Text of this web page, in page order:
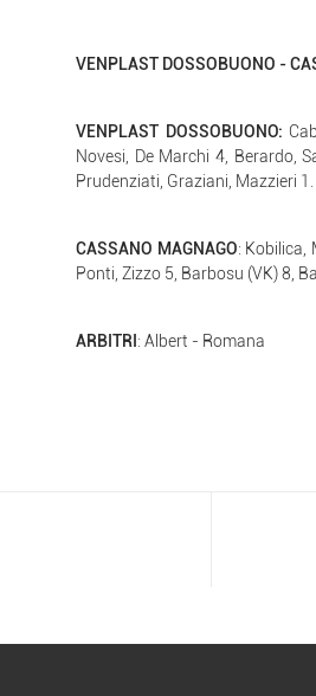
VENPLAST DOSSOBUONO -
VENPLAST DOSSOBUONO:
Novesi, De Marchi 4, Berardo,
Prudenziati, Graziani, Mazzieri
CASSANO MAGNAGO: Kobilica,
Ponti, Zizzo 5, Barbosu (VK) 8,
ARBITRI : Albert - Romana